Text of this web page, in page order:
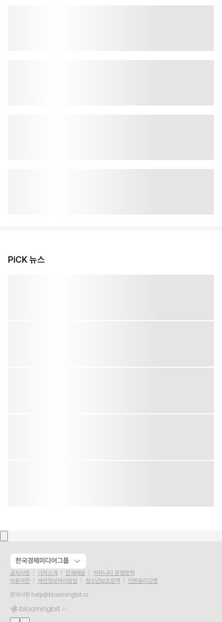
PiCK 뉴스
한국경제미디어그룹
공지사항 기자소개 인재채용
커뮤니티 운영정책
이용약관
개인정보처리방침 청소년보호정책
언론윤리강령
문의사항 help@bloomingbit.io